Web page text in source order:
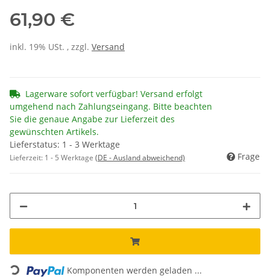
61,90 €
inkl. 19% USt. , zzgl. Versand
Lagerware sofort verfügbar! Versand erfolgt
umgehend nach Zahlungseingang. Bitte beachten
Sie die genaue Angabe zur Lieferzeit des
gewünschten Artikels.
Lieferstatus: 1 - 3 Werktage
Lieferzeit: 1 - 5 Werktage (DE - Ausland abweichend) Frage
Loading... Komponenten werden geladen ...